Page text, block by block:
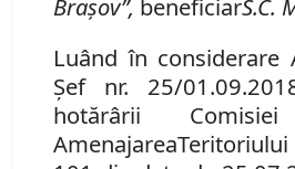
Braşov”, beneficiarS.C.
Luând în considerare
Şef nr. 25/
hotărârii
Amenajarea